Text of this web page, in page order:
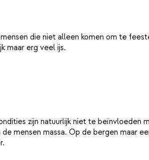
die niet alleen komen om te
zijn natuurlijk niet te
mensen massa. Op de bergen maar